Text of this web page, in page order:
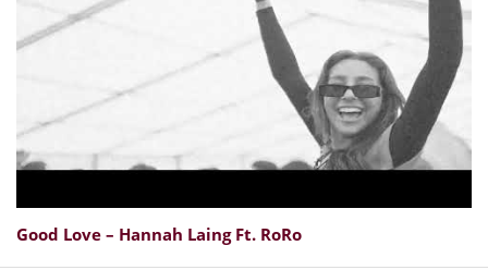
Good Love – Hannah Laing Ft. RoRo